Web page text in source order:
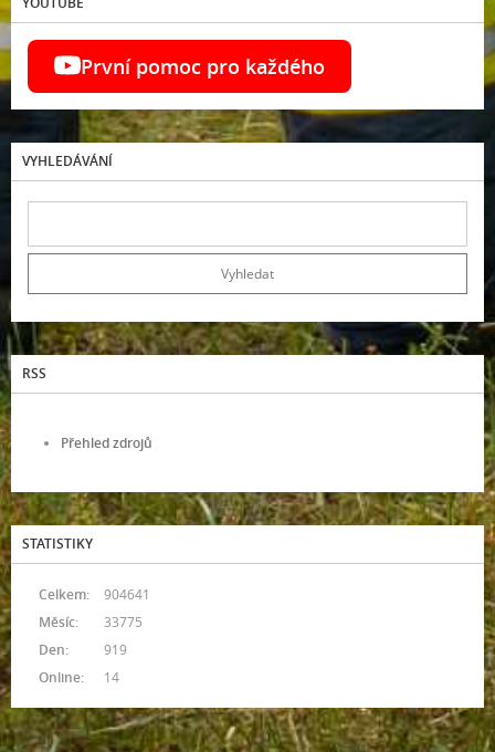
První pomoc pro každého
VYHLEDÁVÁNÍ
RSS
Přehled zdrojů
STATISTIKY
Online: 14
Celkem:
904641
Měsíc:
33775
Den:
919